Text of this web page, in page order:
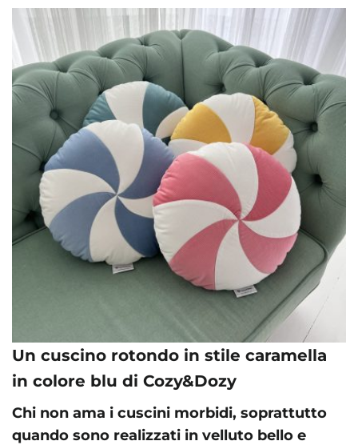
Un cuscino rotondo in stile caramella
in colore blu di Cozy&Dozy
Chi non ama i cuscini morbidi, soprattutto
quando sono realizzati in velluto bello e